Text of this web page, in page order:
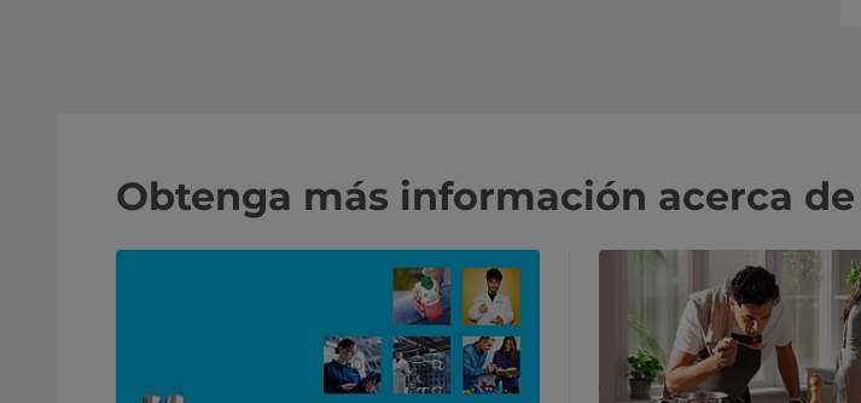
Obtenga más información acerca